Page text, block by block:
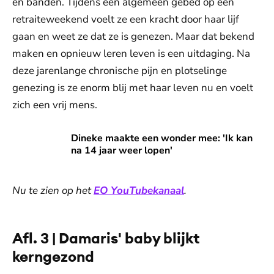
retraiteweekend voelt ze een kracht door haar lijf
gaan en weet ze dat ze is genezen. Maar dat bekend
maken en opnieuw leren leven is een uitdaging. Na
deze jarenlange chronische pijn en plotselinge
genezing is ze enorm blij met haar leven nu en voelt
zich een vrij mens.
Dineke maakte een wonder mee: 'Ik kan
na 14 jaar weer lopen'
Dineke maakte een wonder mee: 'Ik kan na 14 jaar weer
Nu te zien op hetEO YouTubekanaal.
Afl. 3 | Damaris' baby blijkt
kerngezond